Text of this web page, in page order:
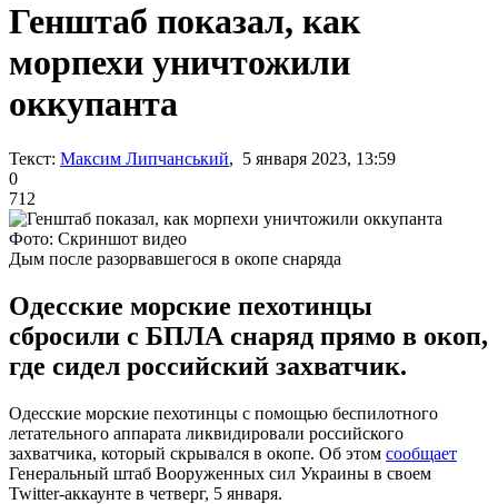
Генштаб показал, как
морпехи уничтожили
оккупанта
Текст: Максим Липчанський, 5 января 2023, 13:59
0
712
Фото: Скриншот видео
Дым после разорвавшегося в окопе снаряда
Одесские морские пехотинцы
сбросили с БПЛА снаряд прямо в окоп,
где сидел российский захватчик.
Одесские морские пехотинцы с помощью беспилотного
летательного аппарата ликвидировали российского
захватчика, который скрывался в окопе. Об этом сообщает
Генеральный штаб Вооруженных сил Украины в своем
Twitter-аккаунте в четверг, 5 января.